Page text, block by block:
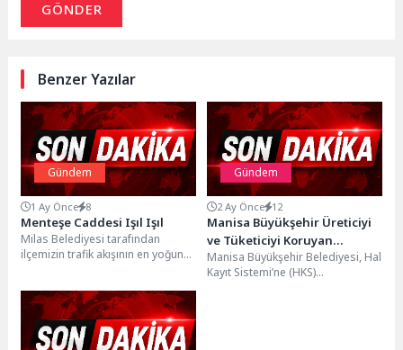
GÖNDER
Benzer Yazılar
Gündem
1 Ay Önce 8
Menteşe Caddesi Işıl Işıl
Milas Belediyesi tarafından
ilçemizin trafik akışının en yoğun
Gündem
2 Ay Önce 12
Manisa Büyükşehir Üreticiyi
ve Tüketiciyi Koruyan
Denetimleri Sürdürüyor
Manisa Büyükşehir Belediyesi, Hal
Kayıt Sistemi’ne (HKS)